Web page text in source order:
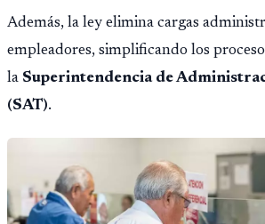
Además, la ley elimina cargas
empleadores, simplificando los
la Superintendencia de
(SAT).